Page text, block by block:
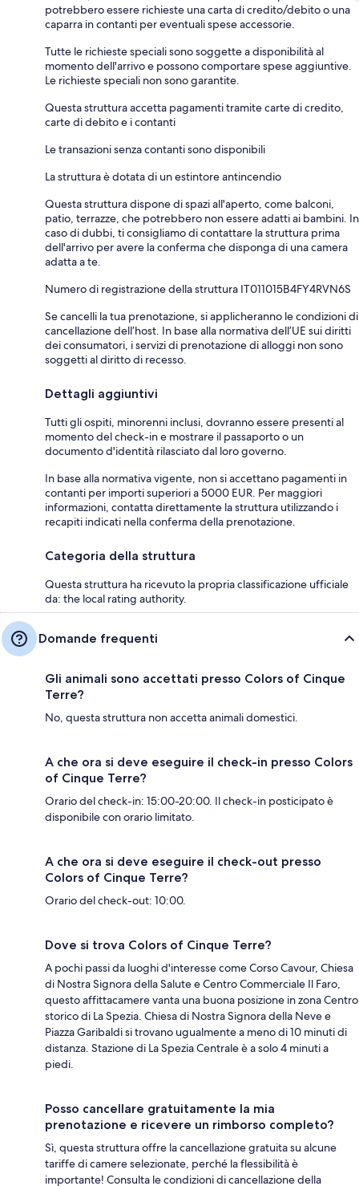
potrebbero essere richieste una carta di credito/debito o una
caparra in contanti per eventuali spese accessorie.
Tutte le richieste speciali sono soggette a disponibilità al
momento dell'arrivo e possono comportare spese aggiuntive.
Le richieste speciali non sono garantite.
Questa struttura accetta pagamenti tramite carte di credito,
carte di debito e i contanti
Le transazioni senza contanti sono disponibili
La struttura è dotata di un estintore antincendio
Questa struttura dispone di spazi all'aperto, come balconi,
patio, terrazze, che potrebbero non essere adatti ai bambini. In
caso di dubbi, ti consigliamo di contattare la struttura prima
dell'arrivo per avere la conferma che disponga di una camera
adatta a te.
Numero di registrazione della struttura IT011015B4FY4RVN6S
Se cancelli la tua prenotazione, si applicheranno le condizioni di
cancellazione dell’host. In base alla normativa dell’UE sui diritti
dei consumatori, i servizi di prenotazione di alloggi non sono
soggetti al diritto di recesso.
Dettagli aggiuntivi
Tutti gli ospiti, minorenni inclusi, dovranno essere presenti al
momento del check-in e mostrare il passaporto o un
documento d'identità rilasciato dal loro governo.
In base alla normativa vigente, non si accettano pagamenti in
contanti per importi superiori a 5000 EUR. Per maggiori
informazioni, contatta direttamente la struttura utilizzando i
recapiti indicati nella conferma della prenotazione.
Categoria della struttura
Questa struttura ha ricevuto la propria classificazione ufficiale
da: the local rating authority.
Domande frequenti
Gli animali sono accettati presso Colors of Cinque
Terre?
No, questa struttura non accetta animali domestici.
A che ora si deve eseguire il check-in presso Colors
of Cinque Terre?
Orario del check-in: 15:00-20:00. Il check-in posticipato è
disponibile con orario limitato.
A che ora si deve eseguire il check-out presso
Colors of Cinque Terre?
Orario del check-out: 10:00.
Dove si trova Colors of Cinque Terre?
A pochi passi da luoghi d'interesse come Corso Cavour, Chiesa
di Nostra Signora della Salute e Centro Commerciale Il Faro,
questo affittacamere vanta una buona posizione in zona Centro
storico di La Spezia. Chiesa di Nostra Signora della Neve e
Piazza Garibaldi si trovano ugualmente a meno di 10 minuti di
distanza. Stazione di La Spezia Centrale è a solo 4 minuti a
piedi.
Posso cancellare gratuitamente la mia
prenotazione e ricevere un rimborso completo?
Sì, questa struttura offre la cancellazione gratuita su alcune
tariffe di camere selezionate, perché la flessibilità è
importante! Consulta le condizioni di cancellazione della